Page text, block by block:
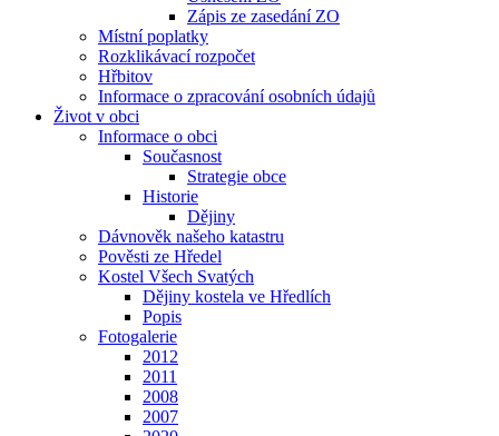
Zápis ze zasedání ZO
Místní poplatky
Rozklikávací rozpočet
Hřbitov
Informace o zpracování osobních údajů
Život v obci
Informace o obci
Současnost
Strategie obce
Historie
Dějiny
Dávnověk našeho katastru
Pověsti ze Hředel
Kostel Všech Svatých
Dějiny kostela ve Hředlích
Popis
Fotogalerie
2012
2011
2008
2007